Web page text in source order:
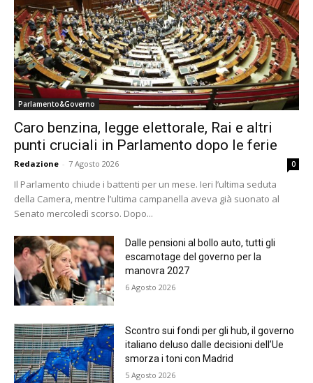
Parlamento&Governo
Caro benzina, legge elettorale, Rai e altri
punti cruciali in Parlamento dopo le ferie
Redazione - 7 Agosto 2026 0
Il Parlamento chiude i battenti per un mese. Ieri l’ultima seduta
della Camera, mentre l’ultima campanella aveva già suonato al
Senato mercoledì scorso. Dopo...
Dalle pensioni al bollo auto, tutti gli
escamotage del governo per la
manovra 2027
6 Agosto 2026
Scontro sui fondi per gli hub, il governo
italiano deluso dalle decisioni dell’Ue
smorza i toni con Madrid
5 Agosto 2026